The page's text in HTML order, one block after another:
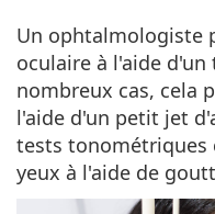
Un ophtalmologiste
oculaire à l'aide
nombreux cas, cela
l'aide d'un petit jet
tests tonométriques
yeux à l'aide de